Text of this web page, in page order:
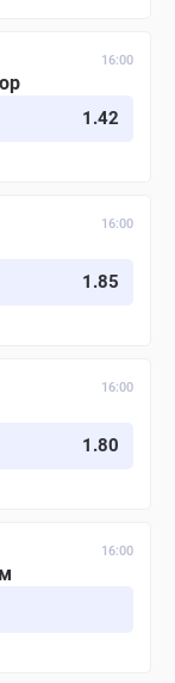
16:00
1.42
16:00
1.85
16:00
1.80
16:00